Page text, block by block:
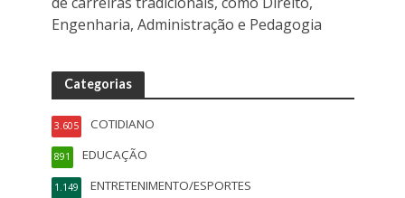
Engenharia, Administração e Pedagogia
Categorias
COTIDIANO
3.605
EDUCAÇÃO
891
ENTRETENIMENTO/ESPORTES
1.149